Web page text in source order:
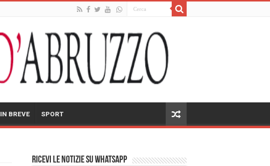
IN BREVE SPORT
Ricevi le notizie su Whatsapp